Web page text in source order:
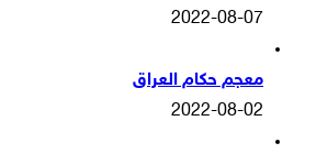
2022-08-07
معجم حكام العراق
2022-08-02